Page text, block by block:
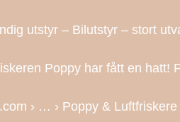
utstyr – Bilutstyr – stort
Poppy har fått en hatt!
› … › Poppy & Luftfriskere